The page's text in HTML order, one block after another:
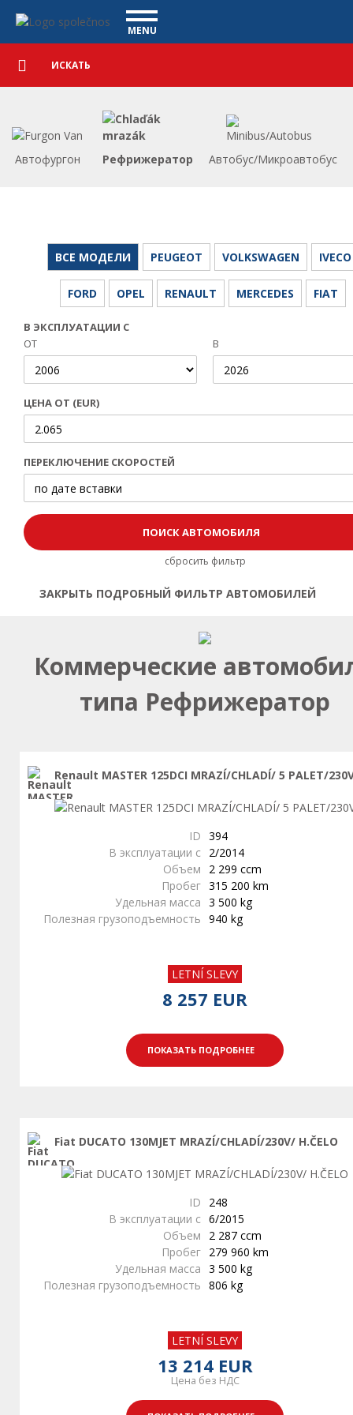
Коммерческие автомобили - Vanscentre
Navigace
MENU
КОММЕРЧЕСКИЕ АВТОМОБИЛИ
АВТОМОБИЛИ
ЧТО МЫ ПРЕДЛАГАЕМ
ФИНАНСИРОВАНИЕ
CСЫЛКА
Подробный
поиск Искать
Автофургон Рефрижератор Автобус/Микроавтобус
ВСЕ МОДЕЛИ PEUGEOT VOLKSWAGEN IVECO
FORD OPEL RENAULT MERCEDES FIAT
В ЭКСПЛУАТАЦИИ С
ОТ
В
ЦЕНА ОТ (EUR)
ПЕРЕКЛЮЧЕНИЕ СКОРОСТЕЙ
сбросить фильтр
ЗАКРЫТЬ ПОДРОБНЫЙ ФИЛЬТР АВТОМОБИЛЕЙ
Открыть | Закрыть фильтр
Коммерческие
типа Рефрижератор
Renault MASTER 125DCI MRAZÍ/CHLADÍ/ 5 PALET/
ID 394
В эксплуатации с 2/2014
Объем
2 299 ccm
Пробег 315 200 km
Удельная масса 3 500 kg
Полезная грузоподъемность 940 kg
LETNÍ SLEVY
8 257 EUR
ПОКАЗАТЬ ПОДРОБНЕЕ
Fiat DUCATO 130MJET MRAZÍ/CHLADÍ/230V/ H.ČELO
ID
248
В эксплуатации с 6/2015
Объем
2 287 ccm
Пробег 279 960 km
Удельная масса 3 500 kg
Полезная грузоподъемность 806 kg
LETNÍ SLEVY
13 214 EUR
Цена без НДС